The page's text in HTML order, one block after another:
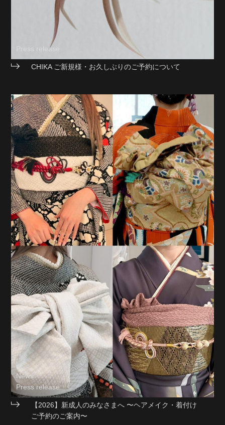
Press release
CHIKA ご新規様・お久しぶりのご予約について
News
Press release
【2026】新成人のみなさまへ 〜ヘアメイク・着付け
ご予約のご案内〜